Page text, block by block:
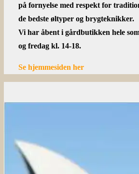
på fornyelse med respekt for
de bedste øltyper og brygteknikker.
Vi har åbent i gårdbutikken hele
og fredag kl. 14-18.
Se hjemmesiden her